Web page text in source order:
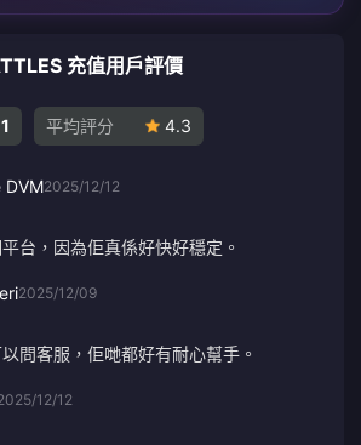
充值用戶評價
平均評分 4.3
DVM2025/12/12
台，因為佢真係好快好穩定。
2025/12/09
問客服，佢哋都好有耐心幫手。
12/12